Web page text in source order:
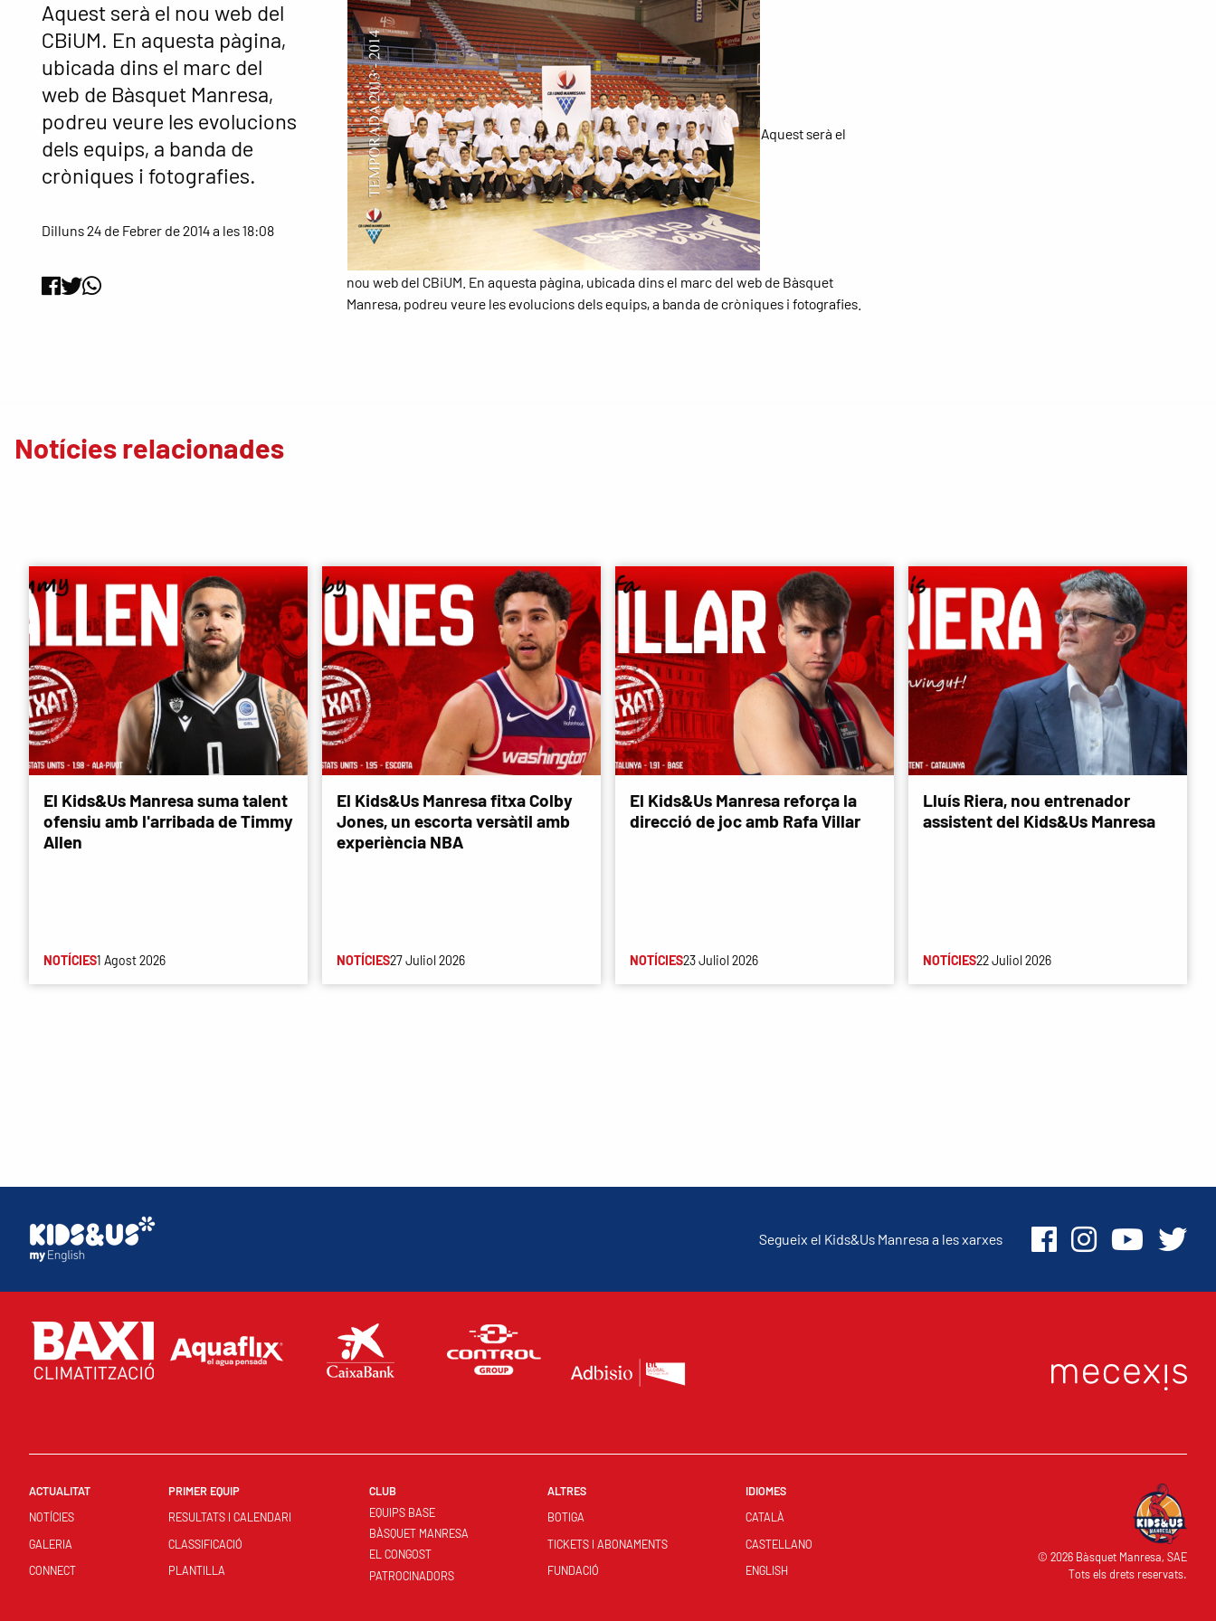
Aquest serà el nou web del
CBiUM. En aquesta pàgina,
ubicada dins el marc del
web de Bàsquet Manresa,
podreu veure les evolucions
dels equips, a banda de
cròniques i fotografies.
Dilluns 24 de Febrer de 2014 a les 18:08
Aquest serà el
nou web del CBiUM. En aquesta pàgina, ubicada dins el marc del web de Bàsquet
Manresa, podreu veure les evolucions dels equips, a banda de cròniques i fotografies.
Notícies relacionades
El Kids&Us Manresa suma talent
ofensiu amb l'arribada de Timmy
Allen
NOTÍCIES1 Agost 2026
El Kids&Us Manresa fitxa Colby
Jones, un escorta versàtil amb
experiència NBA
NOTÍCIES27 Juliol 2026
El Kids&Us Manresa reforça la
direcció de joc amb Rafa Villar
NOTÍCIES23 Juliol 2026
Lluís Riera, nou entrenador
assistent del Kids&Us Manresa
NOTÍCIES22 Juliol 2026
Segueix el Kids&Us Manresa a les xarxes
ACTUALITAT
NOTÍCIES
GALERIA
CONNECT
PRIMER EQUIP
RESULTATS I CALENDARI
CLASSIFICACIÓ
PLANTILLA
CLUB
EQUIPS BASE
BÀSQUET MANRESA
EL CONGOST
PATROCINADORS
ALTRES
BOTIGA
TICKETS I ABONAMENTS
FUNDACIÓ
IDIOMES
CATALÀ
CASTELLANO
ENGLISH
© 2026 Bàsquet Manresa, SAE
Tots els drets reservats.